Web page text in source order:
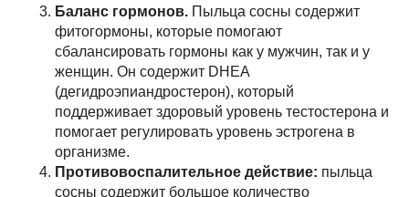
Баланс гормонов. Пыльца сосны содержит
фитогормоны, которые помогают
сбалансировать гормоны как у мужчин, так и у
женщин. Он содержит DHEA
(дегидроэпиандростерон), который
поддерживает здоровый уровень тестостерона и
помогает регулировать уровень эстрогена в
организме.
Противовоспалительное действие: пыльца
сосны содержит большое количество